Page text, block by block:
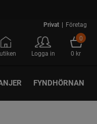
Privat | Företag
Logga in
0
0 kr
FYNDHÖRNAN